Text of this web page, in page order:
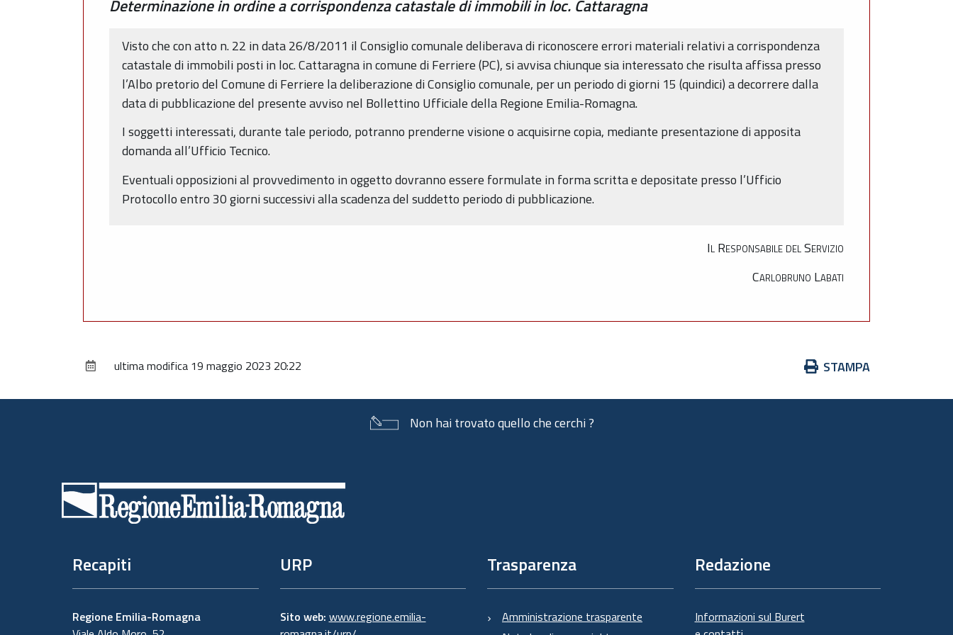
Determinazione in ordine a corrispondenza catastale di immobili in loc. Cattaragna
Visto che con atto n. 22 in data 26/8/2011 il Consiglio comunale deliberava di riconoscere errori materiali relativi a corrispondenza
catastale di immobili posti in loc. Cattaragna in comune di Ferriere (PC), si avvisa chiunque sia interessato che risulta affissa presso
l’Albo pretorio del Comune di Ferriere la deliberazione di Consiglio comunale, per un periodo di giorni 15 (quindici) a decorrere dalla
data di pubblicazione del presente avviso nel Bollettino Ufficiale della Regione Emilia-Romagna.
I soggetti interessati, durante tale periodo, potranno prenderne visione o acquisirne copia, mediante presentazione di apposita
domanda all’Ufficio Tecnico.
Eventuali opposizioni al provvedimento in oggetto dovranno essere formulate in forma scritta e depositate presso l’Ufficio
Protocollo entro 30 giorni successivi alla scadenza del suddetto periodo di pubblicazione.
Il Responsabile del Servizio
Carlobruno Labati
Azioni
documento
STAMPA
ultima modifica 19 maggio 2023 20:22
Non hai trovato quello che cerchi ?
Recapiti
Regione Emilia-Romagna
URP
Sito web: www.regione.emilia-
Trasparenza
Amministrazione trasparente
Redazione
Informazioni sul Burert